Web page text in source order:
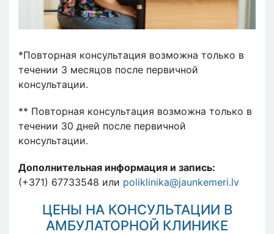
*Повторная консультация возможна только в
течении 3 месяцов после первичной
консультации.
** Повторная консультация возможна только в
течении 30 дней после первичной
консультации.
Дополнительная информация и запись:
(+371) 67733548 или poliklinika@jaunkemeri.lv
ЦЕНЫ НА КОНСУЛЬТАЦИИ В
АМБУЛАТОРНОЙ КЛИНИКЕ